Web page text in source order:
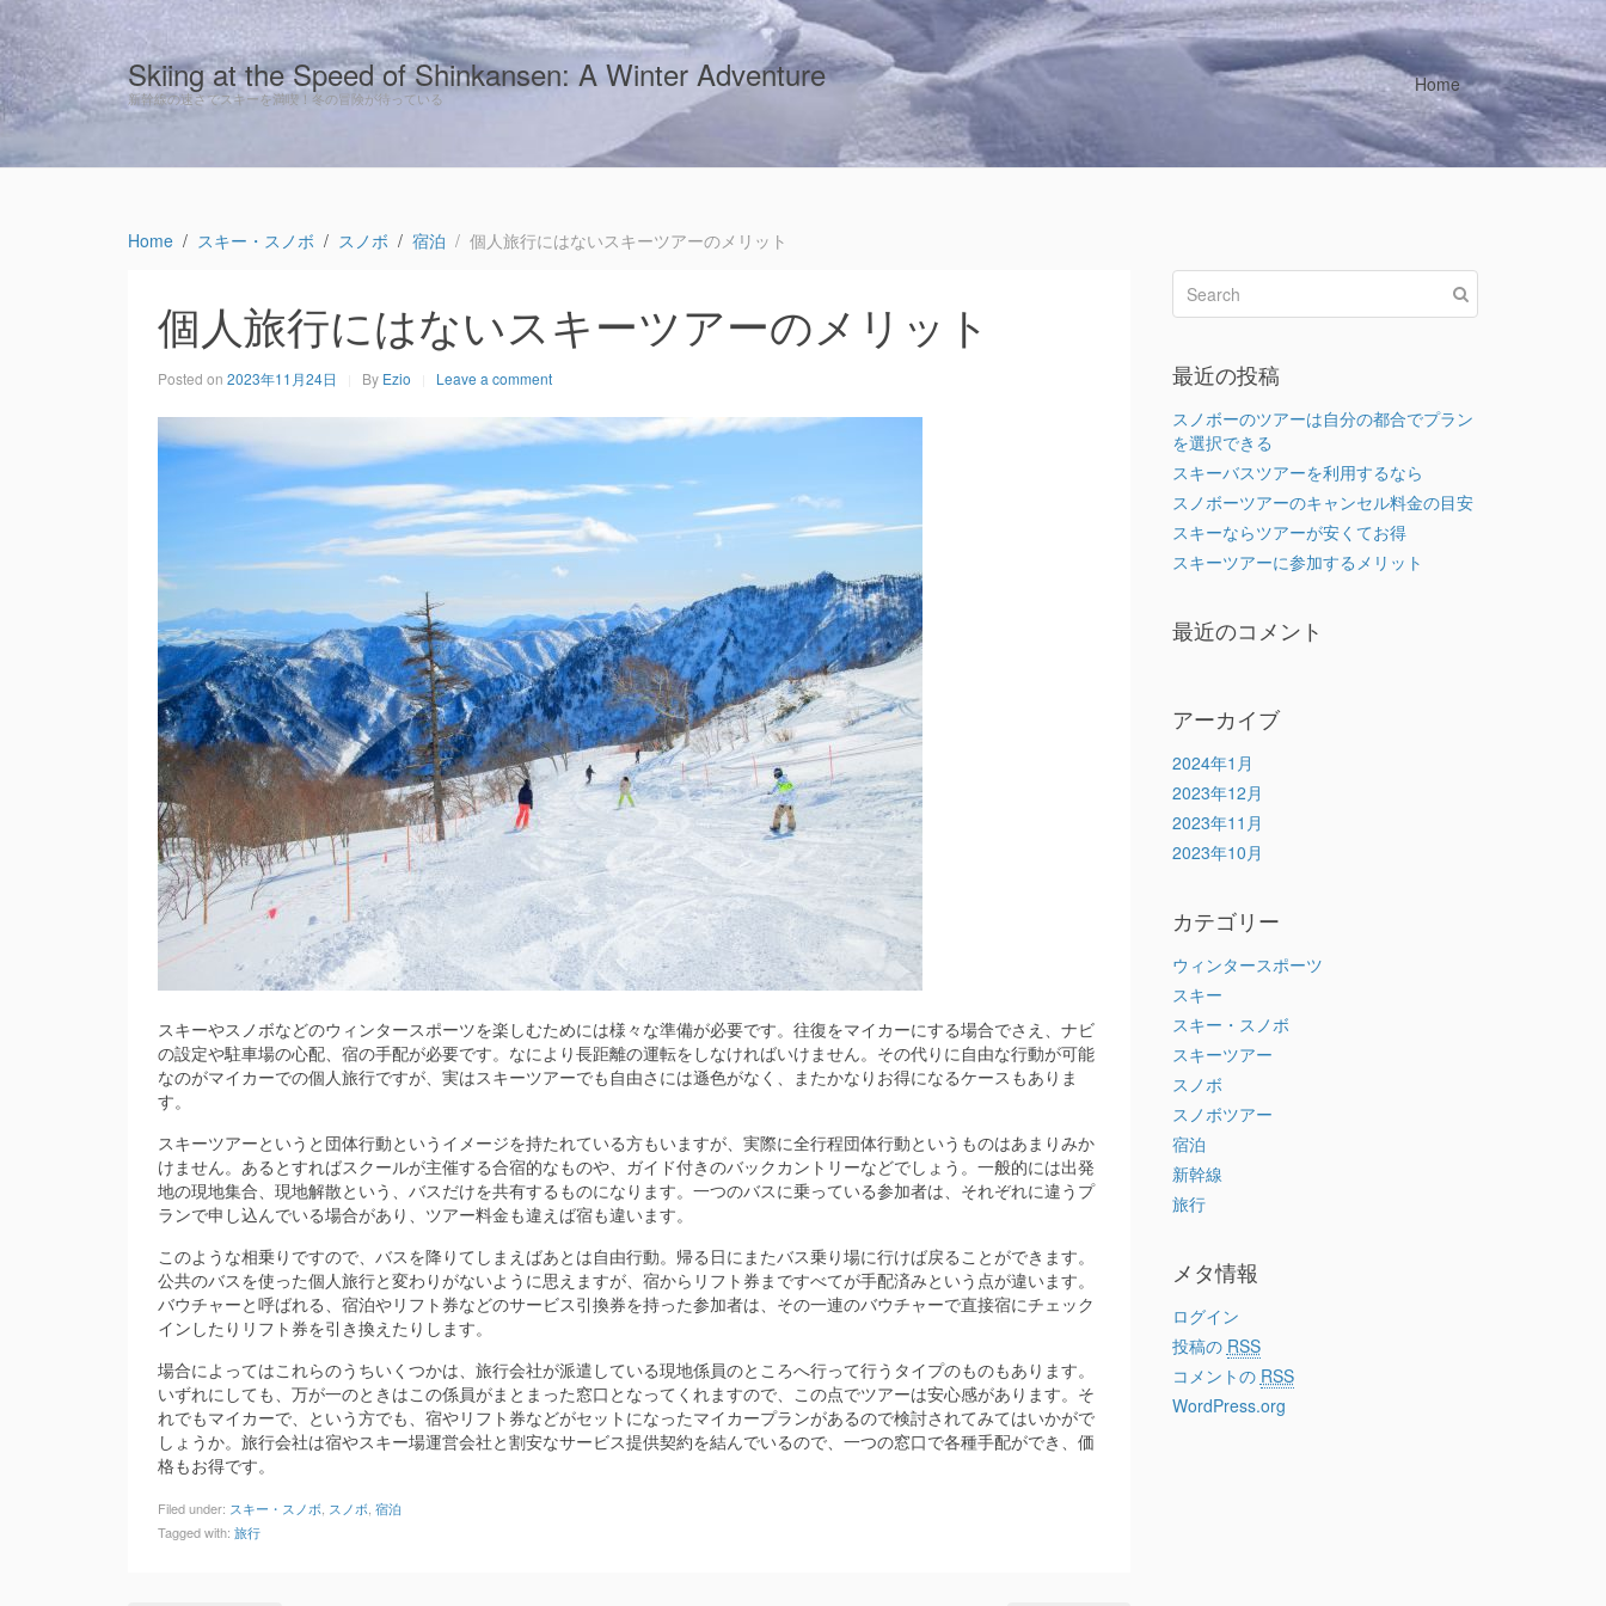
Skiing at the Speed of Shinkansen: A Winter Adventure
新幹線の速さでスキーを満喫！冬の冒険が待っている
Home
Home スキー・スノボ スノボ 宿泊 個人旅行にはないスキーツアーのメリット
個人旅行にはないスキーツアーのメリット
Posted on 2023年11月24日 By Ezio Leave a comment
スキーやスノボなどのウィンタースポーツを楽しむためには様々な準備が必要です。 往復をマイカーにする場合でさえ、ナビ
の設定や駐車場の心配、宿の手配が必要です。なにより長距離の運転をしなければいけません。その代りに自由な行動が可能
なのがマイカーでの個人旅行ですが、実はスキーツアーでも自由さには遜色がなく、またかなりお得になるケースもありま
す。
スキーツアーというと団体行動というイメージを持たれている方もいますが、実際に全行程団体行動というものはあまりみか
けません。あるとすればスクールが主催する合宿的なものや、ガイド付きのバックカントリーなどでしょう。一般的には出発
地の現地集合、現地解散という、バスだけを共有するものになります。一つのバスに乗っている参加者は、それぞれに違うプ
ランで申し込んでいる場合があり、ツアー料金も違えば宿も違います。
このような相乗りですので、バスを降りてしまえばあとは自由行動。帰る日にまたバス乗り場に行けば戻ることができます。
公共のバスを使った個人旅行と変わりがないように思えますが、宿からリフト券まですべてが手配済みという点が違います。
バウチャーと呼ばれる、宿泊やリフト券などのサービス引換券を持った参加者は、その一連のバウチャーで直接宿にチェック
インしたりリフト券を引き換えたりします。
場合によってはこれらのうちいくつかは、旅行会社が派遣している現地係員のところへ行って行うタイプのものもあります。
いずれにしても、万が一のときはこの係員がまとまった窓口となってくれますので、この点でツアーは安心感があります。そ
れでもマイカーで、という方でも、宿やリフト券などがセットになったマイカープランがあるので検討されてみてはいかがで
しょうか。旅行会社は宿やスキー場運営会社と割安なサービス提供契約を結んでいるので、一つの窓口で各種手配ができ、価
格もお得です。
Filed under: スキー・スノボ スノボ 宿泊
Tagged with: 旅行
最近の投稿
スノボーのツアーは自分の都合でプラン
を選択できる
スキーバスツアーを利用するなら
スノボーツアーのキャンセル料金の目安
スキーならツアーが安くてお得
スキーツアーに参加するメリット
最近のコメント
アーカイブ
2024年1月
2023年12月
2023年11月
2023年10月
カテゴリー
ウィンタースポーツ
スキー
スキー・スノボ
スキーツアー
スノボ
スノボツアー
宿泊
新幹線
旅行
メタ情報
ログイン
投稿の RSS
コメントの RSS
WordPress.org